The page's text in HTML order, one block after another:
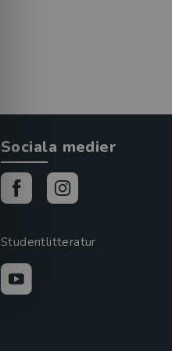
Sociala medier
Studentlitteratur